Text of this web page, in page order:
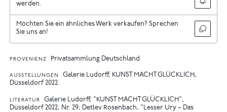
werden.
Möchten Sie ein ähnliches Werk verkaufen? Sprechen
Sie uns an!
PROVENIENZ Privatsammlung Deutschland
AUSSTELLUNGEN
Galerie Ludorff, KUNST MACHT GLÜCKLICH,
Düsseldorf 2022
LITERATUR
Galerie Ludorff, "KUNST MACHT GLÜCKLICH",
Düsseldorf 2022, Nr. 29
Detlev Rosenbach, "Lesser Ury – Das